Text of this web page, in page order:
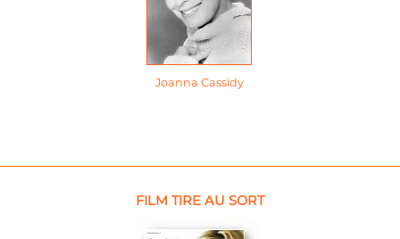
Joanna Cassidy
FILM TIRE AU SORT